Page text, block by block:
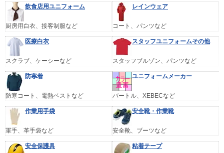
飲食店用ユニフォーム
厨房用白衣、接客制服など
レインウェア
コート、パンツなど
医療白衣
スクラブ、ケーシーなど
スタッフユニフォームその他
スタッフブルゾン、パンツなど
防寒着
防寒コート、電熱ベストなど
ユニフォームメーカー
バートル、XEBECなど
作業用手袋
軍手、革手袋など
安全靴・作業靴
安全靴、ブーツなど
安全保護具 粘着テープ